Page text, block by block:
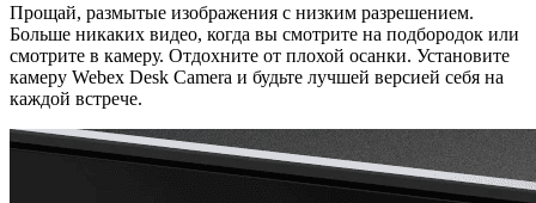
Прощай, размытые изображения с низким разрешением.
Больше никаких видео, когда вы смотрите на подбородок или
смотрите в камеру. Отдохните от плохой осанки. Установите
камеру Webex Desk Camera и будьте лучшей версией себя на
каждой встрече.